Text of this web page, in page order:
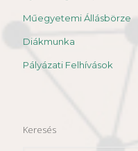
Műegyetemi Állásbörze
Diákmunka
Pályázati Felhívások
Keresés